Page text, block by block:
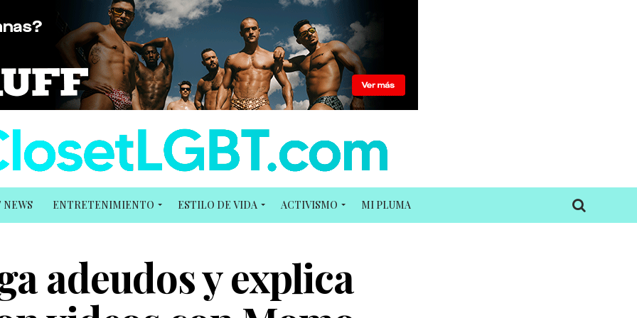
NEWS ENTRETENIMIENTO ESTILO DE VIDA ACTIVISMO MI PLUMA
adeudos y explica